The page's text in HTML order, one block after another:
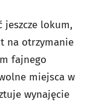
jeszcze lokum,
na otrzymanie
fajnego
miejsca w
wynajęcie